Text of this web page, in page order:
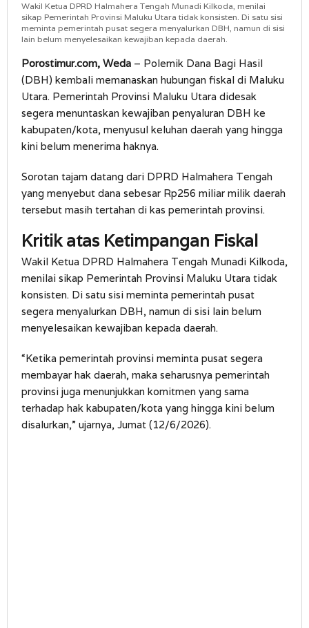
Wakil Ketua DPRD Halmahera Tengah Munadi Kilkoda, menilai
sikap Pemerintah Provinsi Maluku Utara tidak konsisten. Di satu sisi
meminta pemerintah pusat segera menyalurkan DBH, namun di sisi
lain belum menyelesaikan kewajiban kepada daerah.
Porostimur.com, Weda – Polemik Dana Bagi Hasil
(DBH) kembali memanaskan hubungan fiskal di Maluku
Utara. Pemerintah Provinsi Maluku Utara didesak
segera menuntaskan kewajiban penyaluran DBH ke
kabupaten/kota, menyusul keluhan daerah yang hingga
kini belum menerima haknya.
Sorotan tajam datang dari DPRD Halmahera Tengah
yang menyebut dana sebesar Rp256 miliar milik daerah
tersebut masih tertahan di kas pemerintah provinsi.
Kritik atas Ketimpangan Fiskal
Wakil Ketua DPRD Halmahera Tengah Munadi Kilkoda,
menilai sikap Pemerintah Provinsi Maluku Utara tidak
konsisten. Di satu sisi meminta pemerintah pusat
segera menyalurkan DBH, namun di sisi lain belum
menyelesaikan kewajiban kepada daerah.
“Ketika pemerintah provinsi meminta pusat segera
membayar hak daerah, maka seharusnya pemerintah
provinsi juga menunjukkan komitmen yang sama
terhadap hak kabupaten/kota yang hingga kini belum
disalurkan,” ujarnya, Jumat (12/6/2026).